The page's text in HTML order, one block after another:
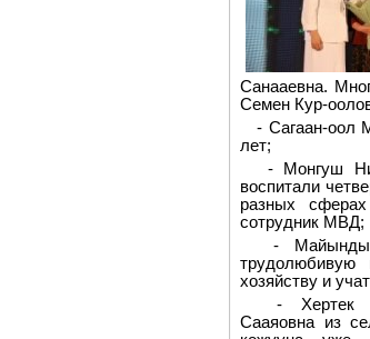
Санааевна.
Семен Кур-
- Сагаан-оол
лет;
- Монгуш
воспитали
разных
сотрудник МВД;
- Майынды
хозяйству и
- Хертек
Сааяовна из